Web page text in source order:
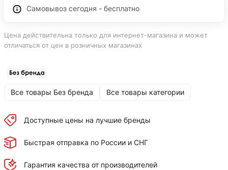
Самовывоз сегодня - бесплатно
Цена действительна только для интернет-магазина и может
отличаться от цен в розничных магазинах
Все товары Без бренда Все товары категории
Доступные цены на лучшие бренды
Быстрая отправка по России и СНГ
Гарантия качества от производителей